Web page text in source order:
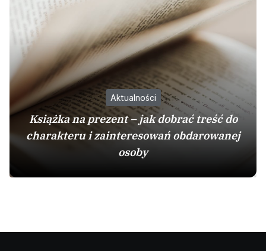
Aktualności
Książka na prezent – jak dobrać treść do
charakteru i zainteresowań obdarowanej
osoby